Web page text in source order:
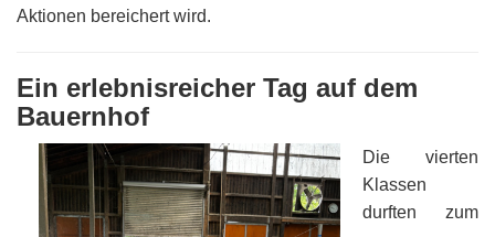
Aktionen bereichert wird.
Ein erlebnisreicher Tag auf dem
Bauernhof
Die vierten
Klassen
durften zum